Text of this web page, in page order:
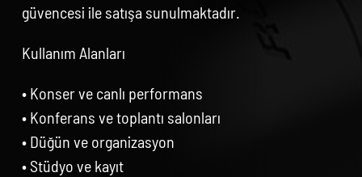
güvencesi ile satışa sunulmaktadır.
Kullanım Alanları
• Konser ve canlı performans
• Konferans ve toplantı salonları
• Düğün ve organizasyon
• Stüdyo ve kayıt